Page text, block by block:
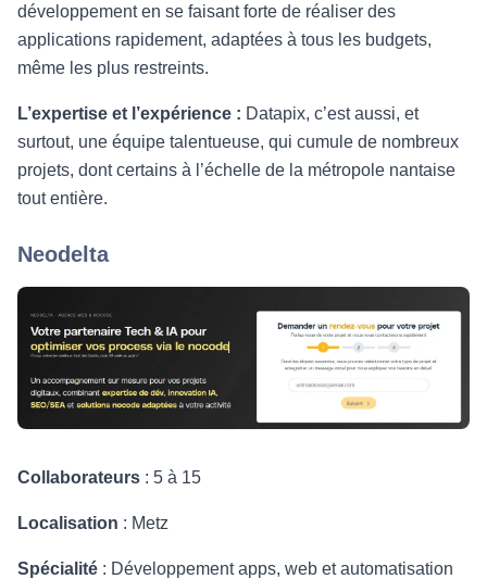
développement en se faisant forte de réaliser des
applications rapidement, adaptées à tous les budgets,
même les plus restreints.
L’expertise et l’expérience : Datapix, c’est aussi, et
surtout, une équipe talentueuse, qui cumule de nombreux
projets, dont certains à l’échelle de la métropole nantaise
tout entière.
Neodelta
Collaborateurs : 5 à 15
Localisation : Metz
Spécialité : Développement apps, web et automatisation